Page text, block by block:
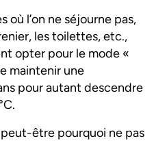
où l’on ne séjourne pas,
les toilettes, etc.,
opter pour le mode «
maintenir une
pour autant descendre
être pourquoi ne pas